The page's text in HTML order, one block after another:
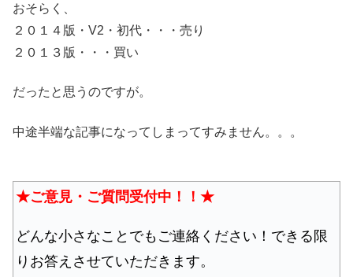
おそらく、
２０１４版・V2・初代・・・売り
２０１３版・・・買い
だったと思うのですが。
中途半端な記事になってしまってすみません。。。
★ご意見・ご質問受付中！！★
どんな小さなことでもご連絡ください！できる限
りお答えさせていただきます。